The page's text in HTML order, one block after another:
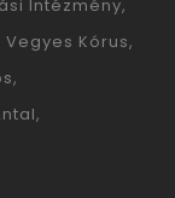
Intézmény
Vegyes Kórus